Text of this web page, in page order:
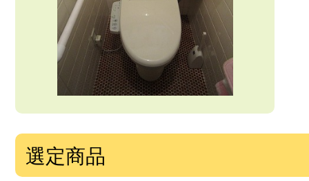
選定商品